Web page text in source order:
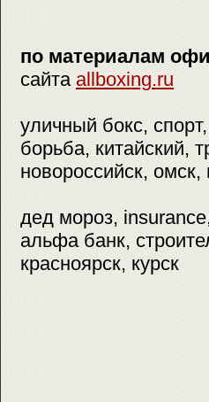
по материалам
сайта allboxing.ru
уличный бокс,
борьба, китайский,
новороссийск,
дед мороз,
альфа банк,
красноярск, курск